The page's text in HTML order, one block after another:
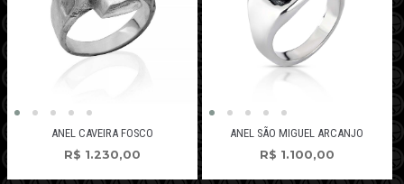
ANEL CAVEIRA FOSCO
R$ 1.230,00
ANEL SÃO MIGUEL ARCANJO
R$ 1.100,00